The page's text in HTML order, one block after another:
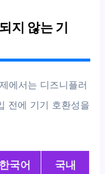
지 않는 기
에서는 디즈니플러
전에 기기 호환성을
한국어
국내